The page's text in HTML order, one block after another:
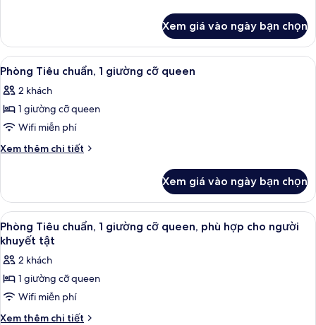
cỡ
queen
Phòng
Premium,
1
giường
cỡ
queen
Xem giá vào ngày bạn chọn
Xem
tất
cả
ảnh
Phòng
Tiêu
giường
cỡ
queen
Két bảo mật tại phòng, màn/rèm
9
Phòng Tiêu chuẩn, 1 giường cỡ queen
2 khách
1 giường cỡ queen
Wifi miễn phí
Xem thêm chi tiết
Chi
Phòng
Tiêu
chuẩn,
1
giường
cỡ
queen
Xem giá vào ngày bạn chọn
Xem
tất
cả
ảnh
Phòng
Tiêu
chuẩn,
Két bảo mật tại phòng, màn/rèm
5
Phòng Tiêu chuẩn, 1 giường cỡ queen, phù hợp cho người
khuyết tật
2 khách
1 giường cỡ queen
Wifi miễn phí
Xem thêm chi tiết
Chi